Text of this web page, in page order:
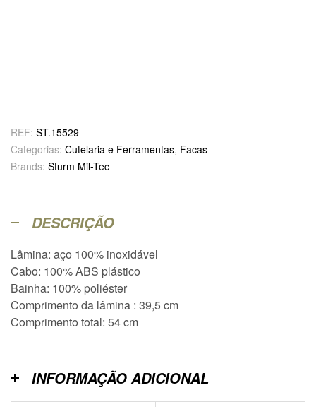
REF: ST.15529
Categorias: Cutelaria e Ferramentas, Facas
Brands: Sturm Mil-Tec
DESCRIÇÃO
Lâmina: aço 100% inoxidável
Cabo: 100% ABS plástico
Bainha: 100% poliéster
Comprimento da lâmina : 39,5 cm
Comprimento total: 54 cm
INFORMAÇÃO ADICIONAL